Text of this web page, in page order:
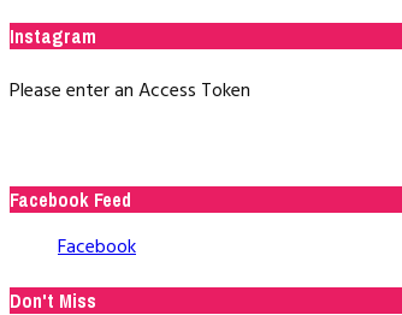
Instagram
Please enter an Access Token
Facebook Feed
Facebook
Don't Miss